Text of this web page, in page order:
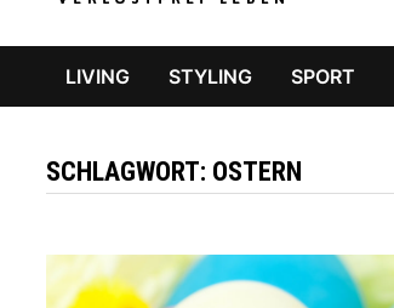
LIVING STYLING SPORT
SCHLAGWORT: OSTERN